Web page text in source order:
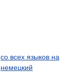
со всех языков на
немецкий